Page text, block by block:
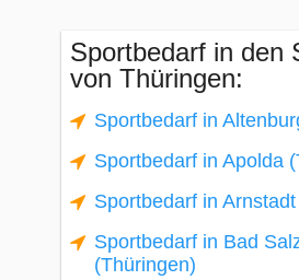
Sportbedarf in den
von Thüringen:
Sportbedarf in
Sportbedarf in Apolda
Sportbedarf in
Sportbedarf in Bad
(Thüringen)